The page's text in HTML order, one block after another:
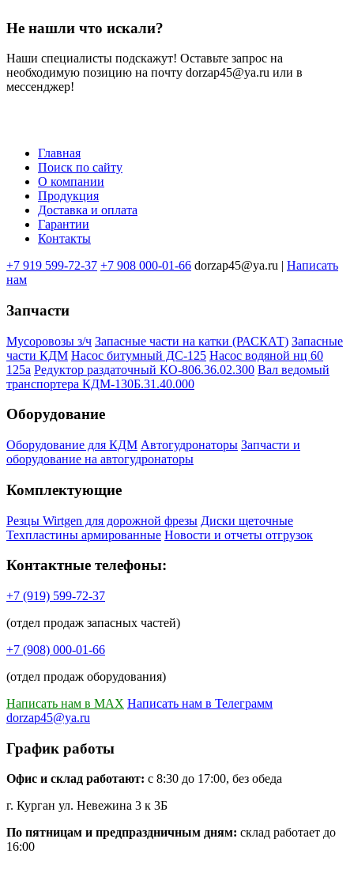
Не нашли что искали?
Наши специалисты подскажут! Оставьте запрос на
необходимую позицию на почту dorzap45@ya.ru или в
мессенджер!
Меню
подвале
Главная
Поиск по сайту
О компании
Продукция
Доставка и оплата
Гарантии
Контакты
+7 919 599-72-37 +7 908 000-01-66 dorzap45@ya.ru | Написать
нам
Запчасти
Мусоровозы з/ч Запасные части на катки (РАСКАТ) Запасные
части КДМ Насос битумный ДС-125 Насос водяной нц 60
125а Редуктор раздаточный КО-806.36.02.300 Вал ведомый
транспортера КДМ-130Б.31.40.000
Оборудование
Оборудование для КДМ Автогудронаторы Запчасти и
оборудование на автогудронаторы
Комплектующие
Резцы Wirtgen для дорожной фрезы Диски щеточные
Техпластины армированные Новости и отчеты отгрузок
Контактные телефоны:
+7 (919) 599-72-37
(отдел продаж запасных частей)
+7 (908) 000-01-66
(отдел продаж оборудования)
Написать нам в MAX Написать нам в Телеграмм
dorzap45@ya.ru
График работы
Офис и склад работают: с 8:30 до 17:00, без обеда
г. Курган ул. Невежина 3 к 3Б
По пятницам и предпраздничным дням: склад работает до
16:00